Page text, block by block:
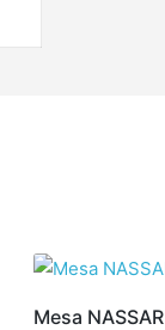
Mesa NASSAR